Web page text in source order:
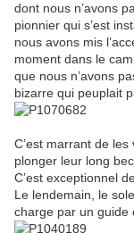
dont nous n’avons
pionnier qui s’est
nous avons mis
moment dans le
que nous n’avons
bizarre qui peuplait
C’est marrant de
plonger leur long
C’est exceptionnel
Le lendemain, le
charge par un guide